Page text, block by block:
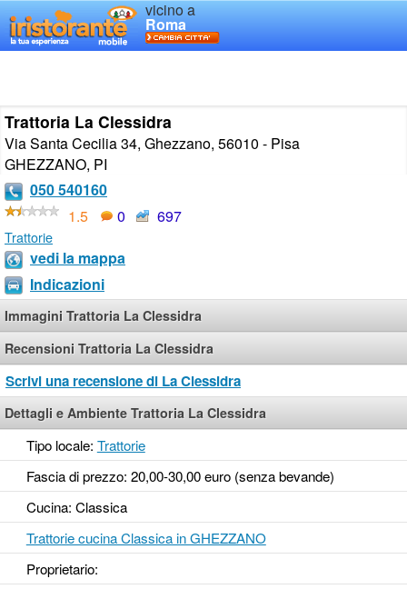
vicino a
Roma
Trattoria La Clessidra
Via Santa Cecilia 34, Ghezzano, 56010 - Pisa
GHEZZANO, PI
050 540160
1.5
0 697
Trattorie
vedi la mappa
Indicazioni
Immagini Trattoria La Clessidra
Recensioni Trattoria La Clessidra
Scrivi una recensione di La Clessidra
Dettagli e Ambiente Trattoria La Clessidra
Tipo locale: Trattorie
Fascia di prezzo: 20,00-30,00 euro (senza bevande)
Cucina: Classica
Trattorie cucina Classica in GHEZZANO
Proprietario: